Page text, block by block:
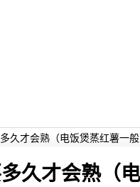
久才会熟（电饭煲蒸红薯一
久才会熟（